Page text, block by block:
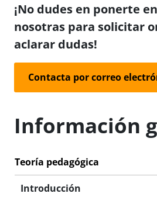
¡No dudes en ponerte
nosotras para solicitar
aclarar dudas!
Contacta por correo
Información
Teoría pedagógica
Introducción